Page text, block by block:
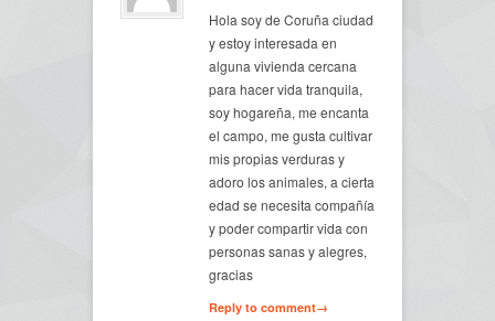
Hola soy de Coruña ciudad
y estoy interesada en
alguna vivienda cercana
para hacer vida tranquila,
soy hogareña, me encanta
el campo, me gusta cultivar
mis propias verduras y
adoro los animales, a cierta
edad se necesita compañía
y poder compartir vida con
personas sanas y alegres,
gracias
Reply to comment→